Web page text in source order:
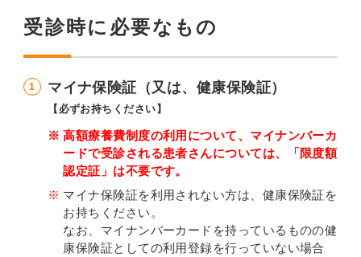
受診時に必要なもの
マイナ保険証（又は、健康保険証）
【必ずお持ちください】
高額療養費制度の利用について、マイナンバーカ
ードで受診される患者さんについては、「限度額
認定証」は不要です。
マイナ保険証を利用されない方は、健康保険証を
お持ちください。
なお、マイナンバーカードを持っているものの健
康保険証としての利用登録を行っていない場合